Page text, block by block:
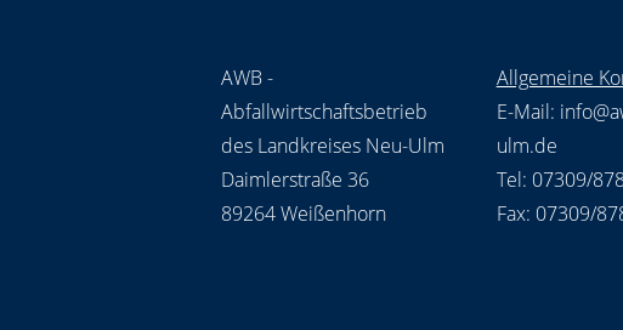
AWB -
Abfallwirtschaftsbetrieb
des Landkreises Neu-Ulm
Daimlerstraße 36
89264 Weißenhorn
Allgemeine
E-Mail:
ulm.de
Tel: 07309/
Fax: 07309/